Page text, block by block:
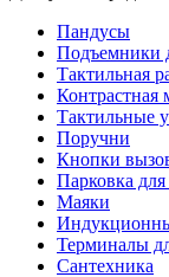
Пандусы
Подъемники
Тактильная
Контрастная
Тактильные
Поручни
Кнопки
Парковка
Маяки
Терминалы
Сантехника